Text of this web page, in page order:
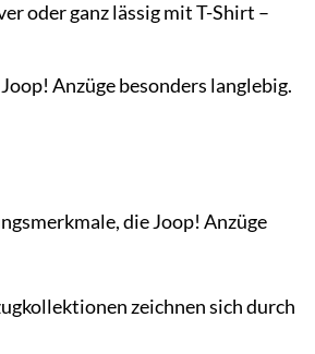
oder ganz lässig mit T-Shirt –
Anzüge besonders langlebig.
die Joop! Anzüge
zeichnen sich durch